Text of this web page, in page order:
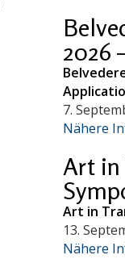
2026
7.
Nähere
Art in
Art in
13.
Nähere